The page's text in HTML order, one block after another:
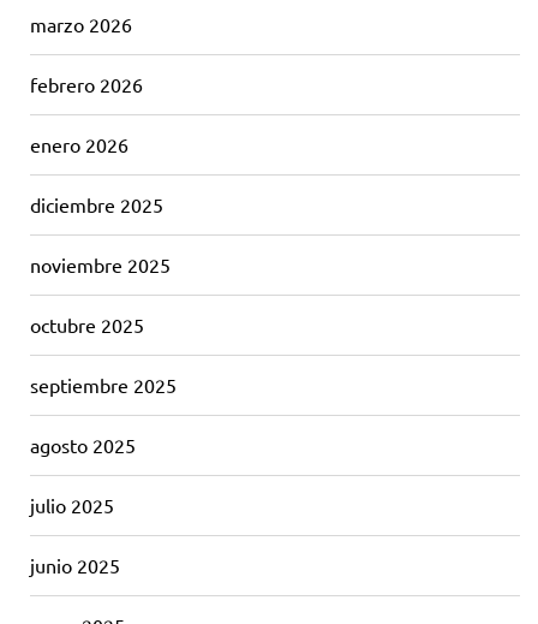
marzo 2026
febrero 2026
enero 2026
diciembre 2025
noviembre 2025
octubre 2025
septiembre 2025
agosto 2025
julio 2025
junio 2025